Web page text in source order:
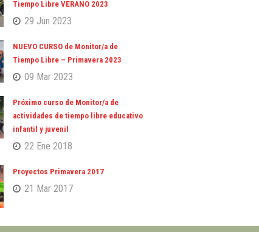
Tiempo Libre VERANO 2023
29 Jun 2023
NUEVO CURSO de Monitor/a de
Tiempo Libre – Primavera 2023
09 Mar 2023
Próximo curso de Monitor/a de
actividades de tiempo libre educativo
infantil y juvenil
22 Ene 2018
Proyectos Primavera 2017
21 Mar 2017